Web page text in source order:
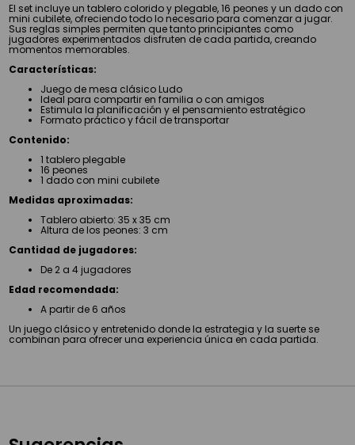
El set incluye un tablero colorido y plegable, 16 peones y un dado con
mini cubilete, ofreciendo todo lo necesario para comenzar a jugar.
Sus reglas simples permiten que tanto principiantes como
jugadores experimentados disfruten de cada partida, creando
momentos memorables.
Características:
Juego de mesa clásico Ludo
Ideal para compartir en familia o con amigos
Estimula la planificación y el pensamiento estratégico
Formato práctico y fácil de transportar
Contenido:
1 tablero plegable
16 peones
1 dado con mini cubilete
Medidas aproximadas:
Tablero abierto: 35 x 35 cm
Altura de los peones: 3 cm
Cantidad de jugadores:
De 2 a 4 jugadores
Edad recomendada:
A partir de 6 años
Un juego clásico y entretenido donde la estrategia y la suerte se
combinan para ofrecer una experiencia única en cada partida.